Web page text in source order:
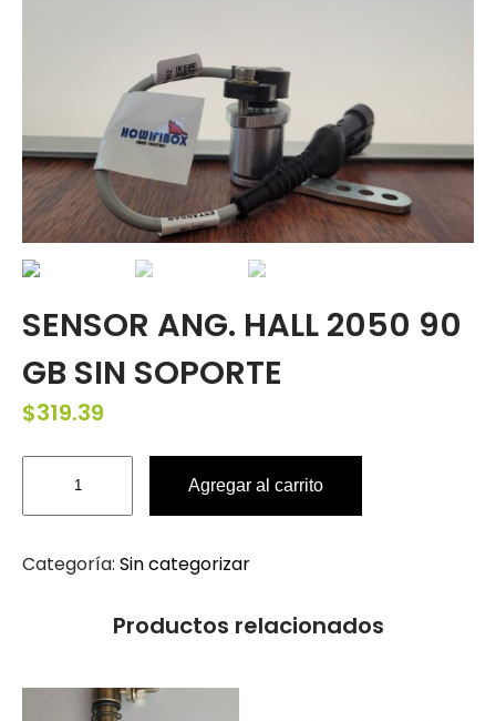
SENSOR ANG. HALL 2050 90
GB SIN SOPORTE
$319.39
Agregar al carrito
Categoría: Sin categorizar
Productos relacionados